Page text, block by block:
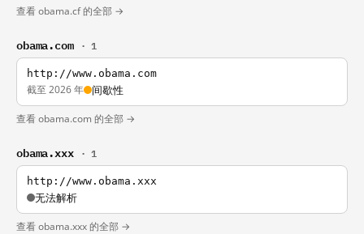
查看 obama.cf 的全部 →
obama.com · 1
http://www.obama.com
截至 2026 年 间歇性
查看 obama.com 的全部 →
obama.xxx · 1
http://www.obama.xxx
无法解析
查看 obama.xxx 的全部 →